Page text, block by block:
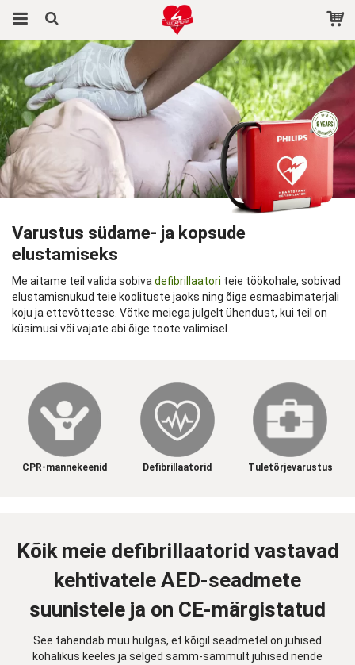
Toode on ostukorvi lisatud.
Varustus südame- ja kopsude
elustamiseks
Me aitame teil valida sobiva defibrillaatori teie töökohale, sobivad
elustamisnukud teie koolituste jaoks ning õige esmaabimaterjali
koju ja ettevõttesse. Võtke meiega julgelt ühendust, kui teil on
küsimusi või vajate abi õige toote valimisel.
CPR-mannekeenid Defibrillaatorid Tuletõrjevarustus
Kõik meie defibrillaatorid vastavad
kehtivatele AED-seadmete
suunistele ja on CE-märgistatud
See tähendab muu hulgas, et kõigil seadmetel on juhised
kohalikus keeles ja selged samm-sammult juhised nende